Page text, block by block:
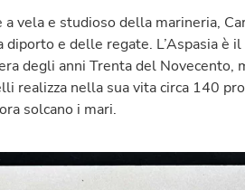
a vela e studioso della marineria,
diporto e delle regate. L’Aspasia
degli anni Trenta del
realizza nella sua vita circa 140
solcano i mari.